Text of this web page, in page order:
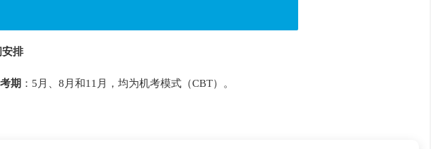
排
期 ：5月、8月和11月，均为机考模式（CBT）。